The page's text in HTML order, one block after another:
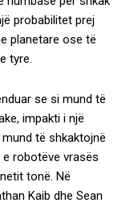
probabilitet prej
planetare ose të
tyre.
se si mund të
impakti i një
të shkaktojnë
robotëve vrasës
tonë. Në
Kaib dhe Sean